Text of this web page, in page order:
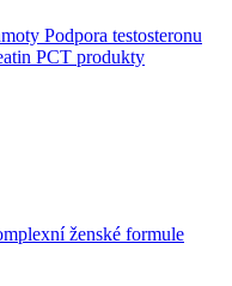
Podpora testosteronu
PCT produkty
ženské formule